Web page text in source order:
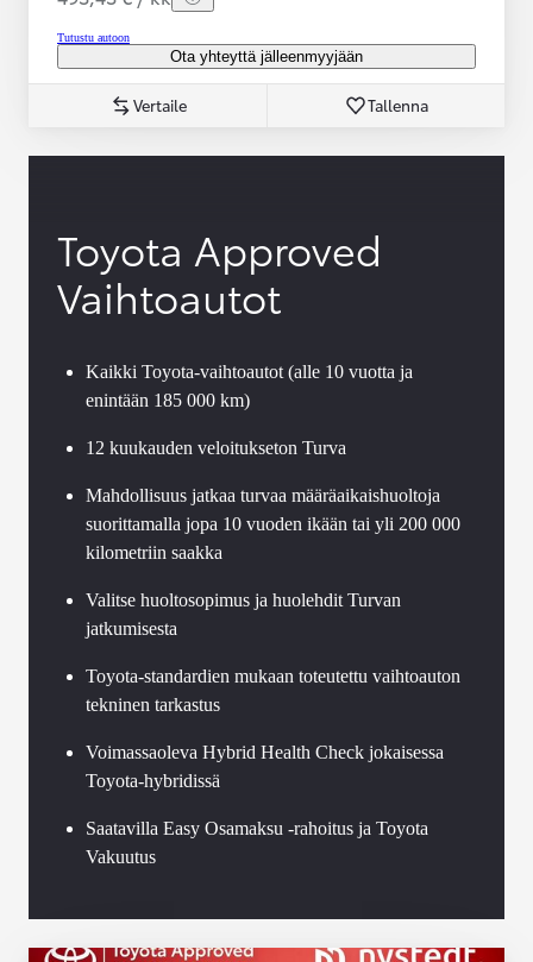
Tutustu autoon
Ota yhteyttä jälleenmyyjään
Vertaile Tallenna
Toyota Approved
Vaihtoautot
Kaikki Toyota-vaihtoautot (alle 10 vuotta ja
enintään 185 000 km)
12 kuukauden veloitukseton Turva
Mahdollisuus jatkaa turvaa määräaikaishuoltoja
suorittamalla jopa 10 vuoden ikään tai yli 200 000
kilometriin saakka
Valitse huoltosopimus ja huolehdit Turvan
jatkumisesta
Toyota-standardien mukaan toteutettu vaihtoauton
tekninen tarkastus
Voimassaoleva Hybrid Health Check jokaisessa
Toyota-hybridissä
Saatavilla Easy Osamaksu -rahoitus ja Toyota
Vakuutus